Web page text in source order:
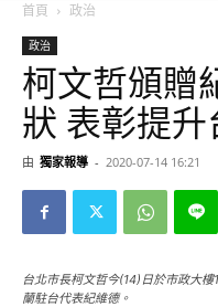
首頁 政治
政治
柯文哲頒贈
狀 表彰提
由 獨家報導 - 2020-07-14 16:21
台北市長柯文哲今(14)日於市政大
蘭駐台代表紀維德。